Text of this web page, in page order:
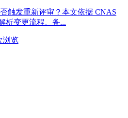
触发重新评审？本文依据 CNAS
析变更流程、备...
浏览